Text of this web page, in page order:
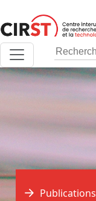
au
contenu
Publications